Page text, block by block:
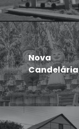
Nova
Candelária